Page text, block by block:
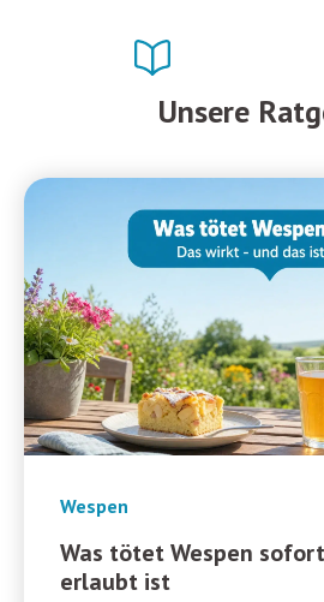
Unsere
Wespen
Was tötet Wespen
erlaubt ist